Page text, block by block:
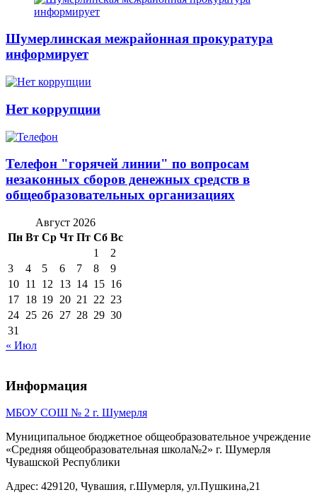
Шумерлинская межрайонная прокуратура
информирует
Нет коррупции
Телефон "горячей линии" по вопросам
незаконных сборов денежных средств в
общеобразовательных организациях
Август 2026
Пн Вт Ср Чт Пт Сб Вс
1
2
3
4 5 6 7 8
9
10 11 12 13 14 15 16
17 18 19 20 21 22 23
24 25 26 27 28 29 30
31
« Июл
Информация
МБОУ СОШ № 2 г. Шумерля
Муниципальное бюджетное общеобразовательное учреждение
«Средняя общеобразовательная школа№2» г. Шумерля
Чувашской Республики
Адрес: 429120, Чувашия, г.Шумерля, ул.Пушкина,21